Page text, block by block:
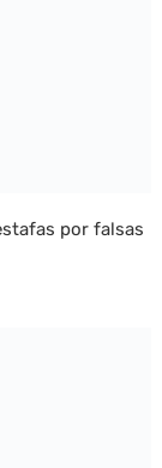
por falsas